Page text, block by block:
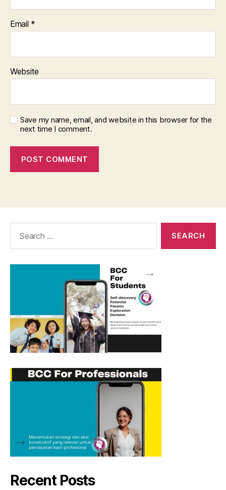
Email *
Website
Save my name, email, and website in this browser for the
next time I comment.
Recent Posts